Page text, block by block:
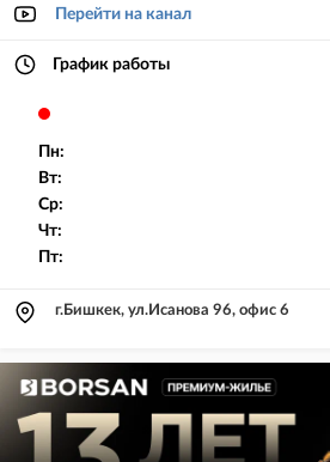
Перейти на канал
График работы
Пн:
Вт:
Ср:
Чт:
Пт:
г.Бишкек, ул.Исанова 96, офис 6